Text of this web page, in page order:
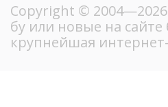
Copyright ©
бу или новые на
крупнейшая